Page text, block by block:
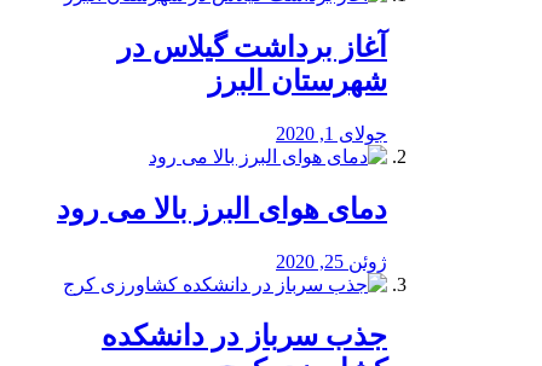
آغاز برداشت گیلاس در
شهرستان البرز
جولای 1, 2020
دمای هوای البرز بالا می رود
ژوئن 25, 2020
جذب سرباز در دانشکده